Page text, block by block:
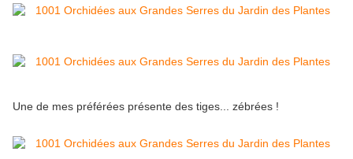
Une de mes préférées présente des tiges... zébrées !